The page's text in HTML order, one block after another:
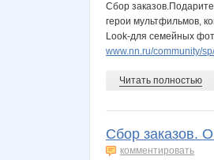
Сбор
герои мультфильмов,
Look-для семейных
www.nn.ru/community/
Читать полностью
Сбор заказов.
комментировать